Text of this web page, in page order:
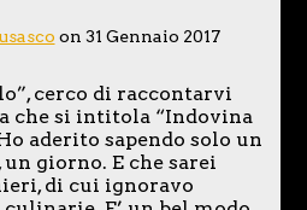
on 31 Gennaio 2017
cerco di raccontarvi
che si intitola “Indovina
aderito sapendo solo un
giorno. E che sarei
di cui ignoravo